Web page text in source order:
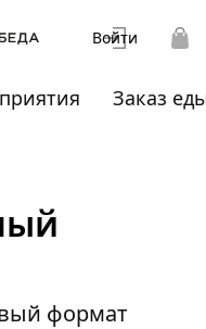
Войти
Заказ
формат